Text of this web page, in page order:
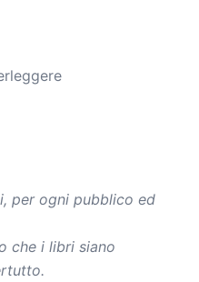
per ogni pubblico ed
che i libri siano